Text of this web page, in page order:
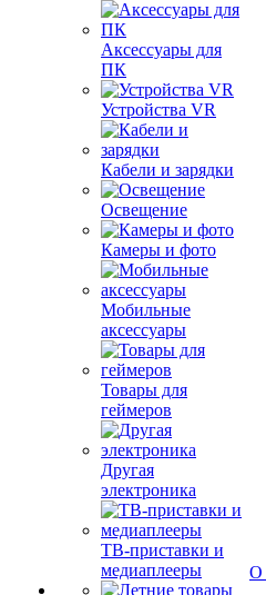
Аксессуары для
ПК
Устройства VR
Кабели и зарядки
Освещение
Камеры и фото
Мобильные
аксессуары
Товары для
геймеров
Другая
электроника
ТВ-приставки и
медиаплееры
О